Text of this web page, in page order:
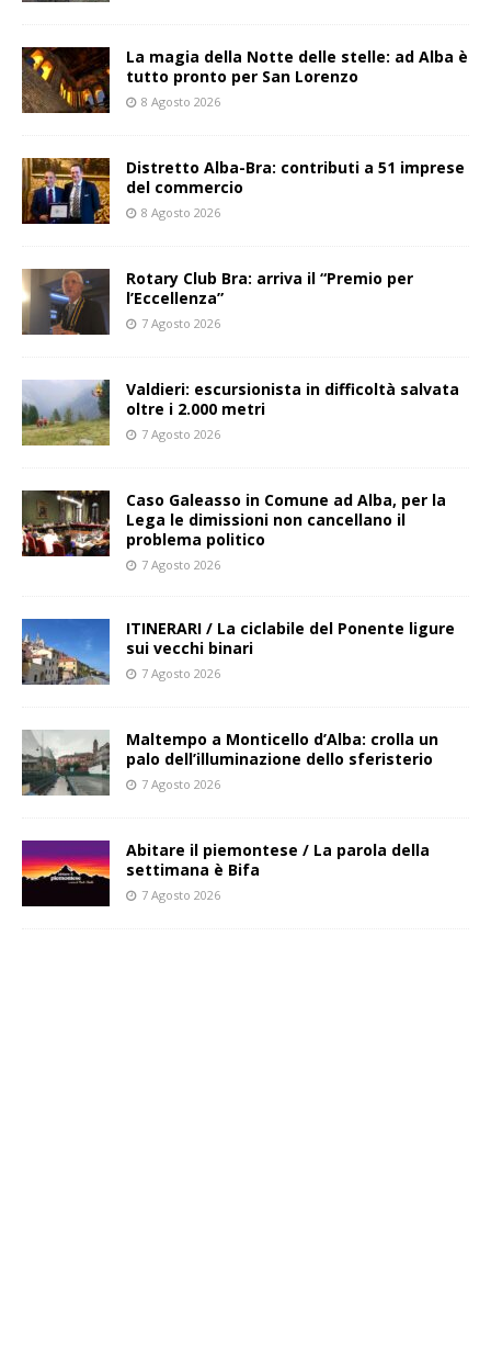
La magia della Notte delle stelle: ad Alba è
tutto pronto per San Lorenzo
8 Agosto 2026
Distretto Alba-Bra: contributi a 51 imprese
del commercio
8 Agosto 2026
Rotary Club Bra: arriva il “Premio per
l’Eccellenza”
7 Agosto 2026
Valdieri: escursionista in difficoltà salvata
oltre i 2.000 metri
7 Agosto 2026
Caso Galeasso in Comune ad Alba, per la
Lega le dimissioni non cancellano il
problema politico
7 Agosto 2026
ITINERARI / La ciclabile del Ponente ligure
sui vecchi binari
7 Agosto 2026
Maltempo a Monticello d’Alba: crolla un
palo dell’illuminazione dello sferisterio
7 Agosto 2026
Abitare il piemontese / La parola della
settimana è Bifa
7 Agosto 2026